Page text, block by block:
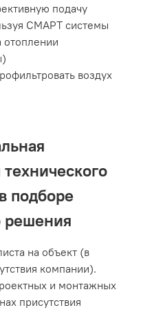
подачу
СМАРТ системы
отоплении
воздух
подборе
решения
на объект (в
компании).
и монтажных
присутствия